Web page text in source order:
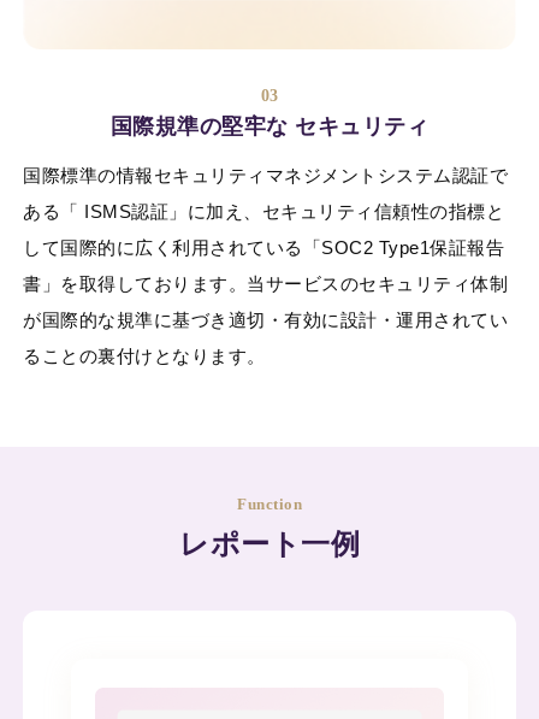
03
国際規準の堅牢な セキュリティ
国際標準の情報セキュリティマネジメントシステム認証で
ある「 ISMS認証」に加え、セキュリティ信頼性の指標と
して国際的に広く利用されている「SOC2 Type1保証報告
書」を取得しております。当サービスのセキュリティ体制
が国際的な規準に基づき適切・有効に設計・運用されてい
ることの裏付けとなります。
Function
レポート一例